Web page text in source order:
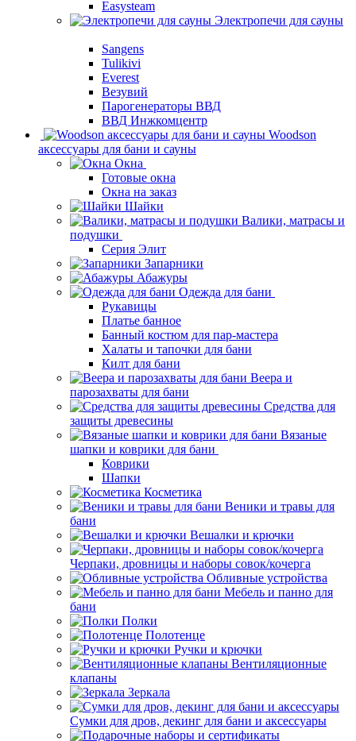
Easysteam
Электропечи для сауны
Sangens
Tulikivi
Everest
Везувий
Парогенераторы ВВД
ВВД Инжкомцентр
Woodson
аксессуары для бани и сауны
Окна
Готовые окна
Окна на заказ
Шайки
Валики, матрасы и
подушки
Серия Элит
Запарники
Абажуры
Одежда для бани
Рукавицы
Платье банное
Банный костюм для пар-мастера
Халаты и тапочки для бани
Килт для бани
Веера и
парозахваты для бани
Средства для
защиты древесины
Вязаные
шапки и коврики для бани
Коврики
Шапки
Косметика
Веники и травы для
бани
Вешалки и крючки
Черпаки, дровницы и наборы совок/кочерга
Обливные устройства
Мебель и панно для
бани
Полки
Полотенце
Ручки и крючки
Вентиляционные
клапаны
Зеркала
Сумки для дров, декинг для бани и аксессуары